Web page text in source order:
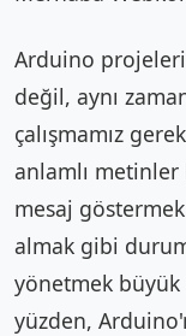
Arduino
değil, aynı
çalışmamız
anlamlı
mesaj
almak gibi
yönetmek büyük
yüzden,